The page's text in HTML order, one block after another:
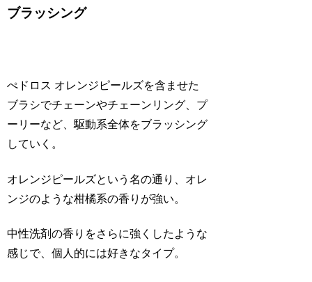
ブラッシング
ぺドロス オレンジピールズを含ませた
ブラシでチェーンやチェーンリング、プ
ーリーなど、駆動系全体をブラッシング
していく。
オレンジピールズという名の通り、オレ
ンジのような柑橘系の香りが強い。
中性洗剤の香りをさらに強くしたような
感じで、個人的には好きなタイプ。